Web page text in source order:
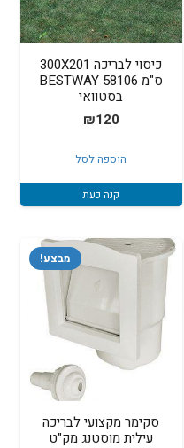
כיסוי לבריכה 300X201
ס"מ BESTWAY 58106
בסטוואי
₪120
הוספה לסל
קנה כעת
מבצע!
סקימר מקצועי לבריכה
עילית מוסטנג מק"ט